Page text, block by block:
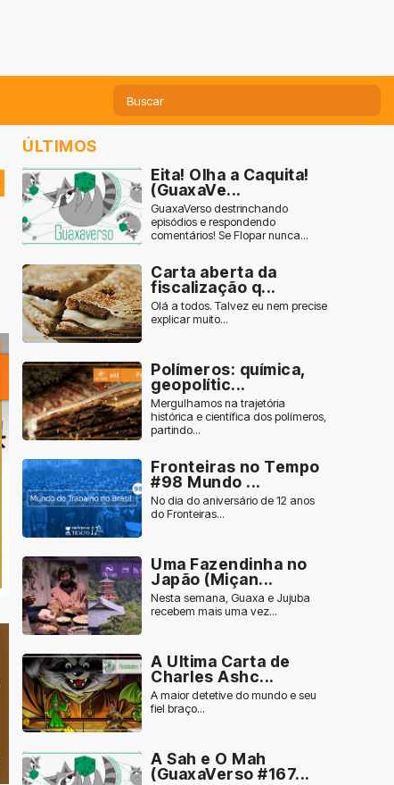
ÚLTIMOS
Eita! Olha a Caquita!
(GuaxaVe...
GuaxaVerso destrinchando
episódios e respondendo
comentários! Se Flopar nunca...
Carta aberta da
fiscalização q...
Olá a todos. Talvez eu nem precise
explicar muito...
Polímeros: química,
geopolític...
Mergulhamos na trajetória
histórica e científica dos polímeros,
partindo...
Fronteiras no Tempo
#98 Mundo ...
No dia do aniversário de 12 anos
do Fronteiras...
Uma Fazendinha no
Japão (Miçan...
Nesta semana, Guaxa e Jujuba
recebem mais uma vez...
A Ultima Carta de
Charles Ashc...
A maior detetive do mundo e seu
fiel braço...
A Sah e O Mah
(GuaxaVerso #167...